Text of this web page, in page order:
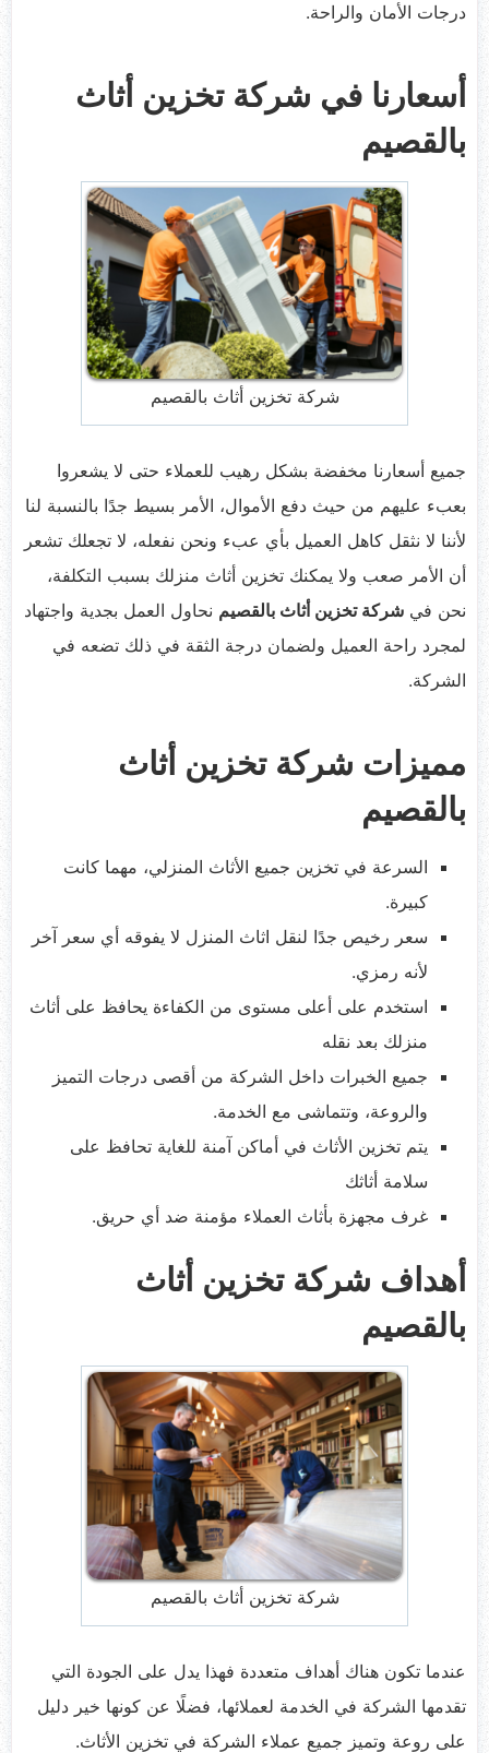
درجات الأمان والراحة.
أسعارنا في شركة تخزين أثاث
بالقصيم
شركة تخزين أثاث بالقصيم
جميع أسعارنا مخفضة بشكل رهيب للعملاء حتى لا يشعروا
بعبء عليهم من حيث دفع الأموال، الأمر بسيط جدًا بالنسبة لنا
لأننا لا نثقل كاهل العميل بأي عبء ونحن نفعله، لا تجعلك تشعر
أن الأمر صعب ولا يمكنك تخزين أثاث منزلك بسبب التكلفة،
نحن في شركة تخزين أثاث بالقصيم نحاول العمل بجدية واجتهاد
لمجرد راحة العميل ولضمان درجة الثقة في ذلك تضعه في
الشركة.
مميزات شركة تخزين أثاث
بالقصيم
السرعة في تخزين جميع الأثاث المنزلي، مهما كانت
كبيرة.
سعر رخيص جدًا لنقل اثاث المنزل لا يفوقه أي سعر آخر
لأنه رمزي.
استخدم على أعلى مستوى من الكفاءة يحافظ على أثاث
منزلك بعد نقله
جميع الخبرات داخل الشركة من أقصى درجات التميز
والروعة، وتتماشى مع الخدمة.
يتم تخزين الأثاث في أماكن آمنة للغاية تحافظ على
سلامة أثاثك
غرف مجهزة بأثاث العملاء مؤمنة ضد أي حريق.
أهداف شركة تخزين أثاث
بالقصيم
شركة تخزين أثاث بالقصيم
عندما تكون هناك أهداف متعددة فهذا يدل على الجودة التي
تقدمها الشركة في الخدمة لعملائها، فضلًا عن كونها خير دليل
على روعة وتميز جميع عملاء الشركة في تخزين الأثاث.